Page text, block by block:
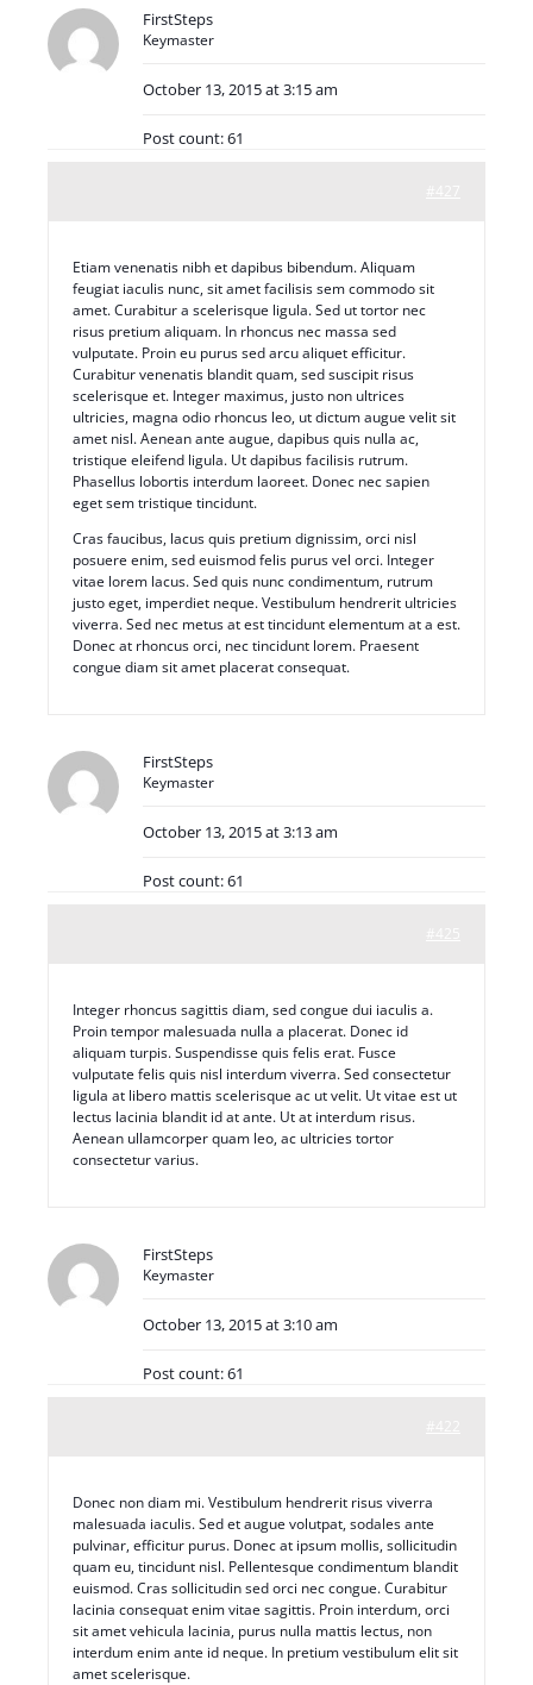
FirstSteps
Keymaster
October 13, 2015 at 3:15 am
Post count: 61
Etiam venenatis nibh et dapibus bibendum. Aliquam
feugiat iaculis nunc, sit amet facilisis sem commodo sit
amet. Curabitur a scelerisque ligula. Sed ut tortor nec
risus pretium aliquam. In rhoncus nec massa sed
vulputate. Proin eu purus sed arcu aliquet efficitur.
Curabitur venenatis blandit quam, sed suscipit risus
scelerisque et. Integer maximus, justo non ultrices
ultricies, magna odio rhoncus leo, ut dictum augue velit sit
amet nisl. Aenean ante augue, dapibus quis nulla ac,
tristique eleifend ligula. Ut dapibus facilisis rutrum.
Phasellus lobortis interdum laoreet. Donec nec sapien
eget sem tristique tincidunt.
Cras faucibus, lacus quis pretium dignissim, orci nisl
posuere enim, sed euismod felis purus vel orci. Integer
vitae lorem lacus. Sed quis nunc condimentum, rutrum
justo eget, imperdiet neque. Vestibulum hendrerit ultricies
viverra. Sed nec metus at est tincidunt elementum at a est.
Donec at rhoncus orci, nec tincidunt lorem. Praesent
congue diam sit amet placerat consequat.
FirstSteps
Keymaster
October 13, 2015 at 3:13 am
Post count: 61
Integer rhoncus sagittis diam, sed congue dui iaculis a.
Proin tempor malesuada nulla a placerat. Donec id
aliquam turpis. Suspendisse quis felis erat. Fusce
vulputate felis quis nisl interdum viverra. Sed consectetur
ligula at libero mattis scelerisque ac ut velit. Ut vitae est ut
lectus lacinia blandit id at ante. Ut at interdum risus.
Aenean ullamcorper quam leo, ac ultricies tortor
consectetur varius.
FirstSteps
Keymaster
October 13, 2015 at 3:10 am
Post count: 61
Donec non diam mi. Vestibulum hendrerit risus viverra
malesuada iaculis. Sed et augue volutpat, sodales ante
pulvinar, efficitur purus. Donec at ipsum mollis, sollicitudin
quam eu, tincidunt nisl. Pellentesque condimentum blandit
euismod. Cras sollicitudin sed orci nec congue. Curabitur
lacinia consequat enim vitae sagittis. Proin interdum, orci
sit amet vehicula lacinia, purus nulla mattis lectus, non
interdum enim ante id neque. In pretium vestibulum elit sit
amet scelerisque.